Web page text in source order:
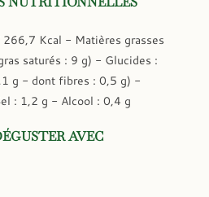
Kcal - Matières grasses
saturés : 9 g) - Glucides :
g - dont fibres : 0,5 g) -
: 1,2 g - Alcool : 0,4 g
AVEC